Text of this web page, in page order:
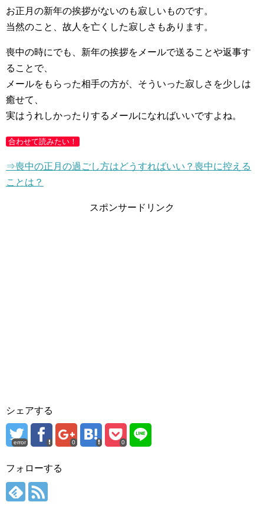
お正月の新年の挨拶がないのも寂しいものです。
当然のこと、故人を亡くした寂しさもあります。
喪中の時にでも、新年の挨拶をメールで送ることや返事す
ることで、
メールをもらった相手の方が、そういった寂しさを少しは
癒せて、
実はうれしかったりするメールになればいいですよね。
合わせて読みたい！
⇒喪中の正月の過ごし方はどうすればいい？喪中に控える
ことは？
スポンサードリンク
シェアする
error 0 0
フォローする